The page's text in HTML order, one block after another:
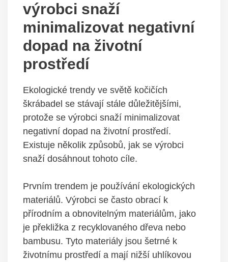
výrobci snaží
minimalizovat negativní
dopad na životní
prostředí
Ekologické trendy ve světě kočičích
škrábadel se stávají stále důležitějšími,
protože se výrobci snaží minimalizovat
negativní dopad na životní prostředí.
Existuje několik způsobů, jak se výrobci
snaží dosáhnout tohoto cíle.
Prvním trendem je používání ekologických
materiálů. Výrobci se často obrací k
přírodním a obnovitelným materiálům, jako
je překližka z recyklovaného dřeva nebo
bambusu. Tyto materiály jsou šetrné k
životnímu prostředí a mají nižší uhlíkovou